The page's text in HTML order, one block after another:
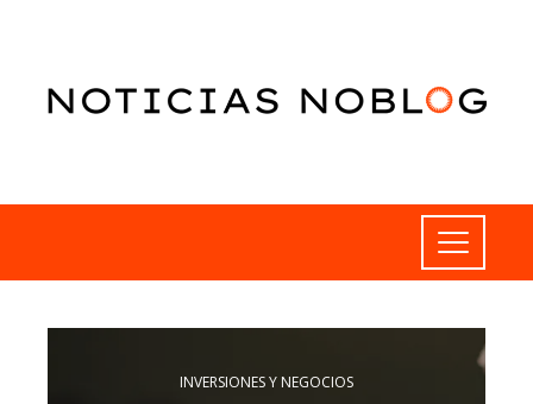
INVERSIONES Y NEGOCIOS